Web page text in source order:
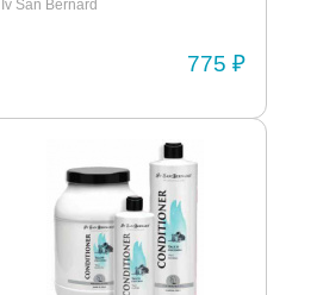
Iv San Bernard
775 ₽